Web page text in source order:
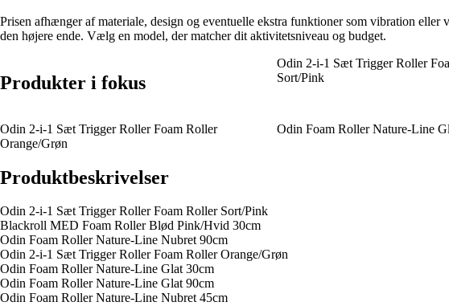
Prisen afhænger af materiale, design og eventuelle ekstra funktioner som vibration
den højere ende. Vælg en model, der matcher dit aktivitetsniveau og budget.
Produkter i fokus
Odin 2-i-1 Sæt Trigger Roller
Sort/Pink
Odin 2-i-1 Sæt Trigger Roller Foam Roller
Orange/Grøn
Odin Foam Roller Nature-Line
Produktbeskrivelser
Odin 2-i-1 Sæt Trigger Roller Foam Roller Sort/Pink
Blackroll MED Foam Roller Blød Pink/Hvid 30cm
Odin Foam Roller Nature-Line Nubret 90cm
Odin 2-i-1 Sæt Trigger Roller Foam Roller Orange/Grøn
Odin Foam Roller Nature-Line Glat 30cm
Odin Foam Roller Nature-Line Glat 90cm
Odin Foam Roller Nature-Line Nubret 45cm